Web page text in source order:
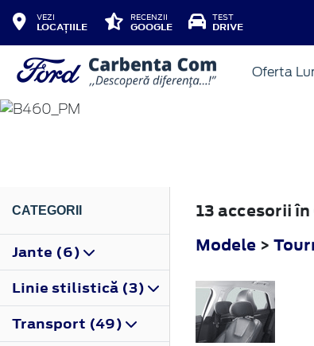
VEZI
LOCAȚIILE
RECENZII
GOOGLE
TEST
DRIVE
Oferta
TOURNEO COURIER
CATEGORII
Jante (6)
Linie stilistică (3)
Transport (49)
13 accesorii
Modele >